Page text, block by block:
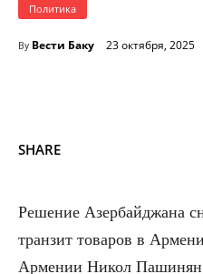
Политика
By Вести Баку 23 октября, 2025
SHARE
Решение Азербайджана
транзит товаров в
Армении Никол Пашинян